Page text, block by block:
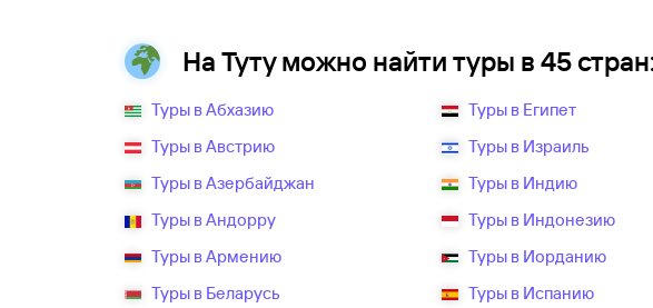
На Туту можно найти туры в 45
Туры в Абхазию
Туры в Австрию
Туры в Азербайджан
Туры в Андорру
Туры в Армению
Туры в Беларусь
Туры в Египет
Туры в Израиль
Туры в Индию
Туры в Индонезию
Туры в Иорданию
Туры в Испанию